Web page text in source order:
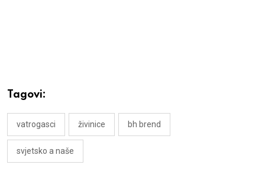
Tagovi:
vatrogasci živinice bh brend
svjetsko a naše